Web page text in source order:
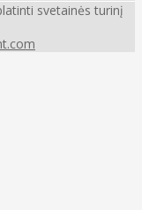
svetainės turinį